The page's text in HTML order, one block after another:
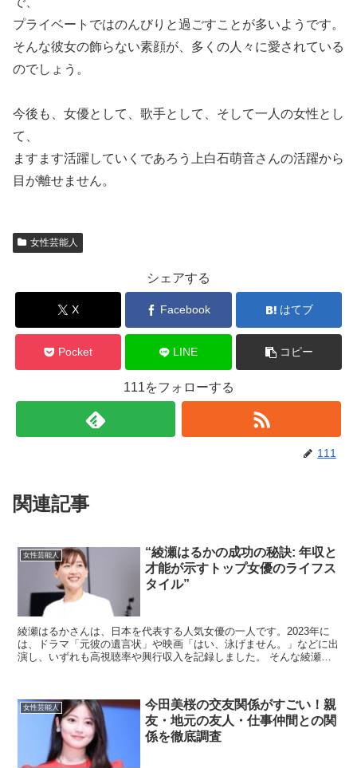
プライベートではのんびりと過ごすことが多いようです。
そんな彼女の飾らない素顔が、多くの人々に愛されている
のでしょう。
今後も、女優として、歌手として、そして一人の女性とし
て、
ますます活躍していくであろう上白石萌音さんの活躍から
目が離せません。
女性芸能人
シェアする
X Facebook はてブ
Pocket LINE コピー
111をフォローする
111
関連記事
女性芸能人
“綾瀬はるかの成功の秘訣: 年収と
才能が示すトップ女優のライフス
タイル”
綾瀬はるかさんは、日本を代表する人気女優の一人です。2023年に
は、ドラマ「元彼の遺言状」や映画「はい、泳げません。」などに出
演し、いずれも高視聴率や興行収入を記録しました。 そんな綾瀬は
女性芸能人
今田美桜の交友関係がすごい！親
友・地元の友人・仕事仲間との関
係を徹底調査